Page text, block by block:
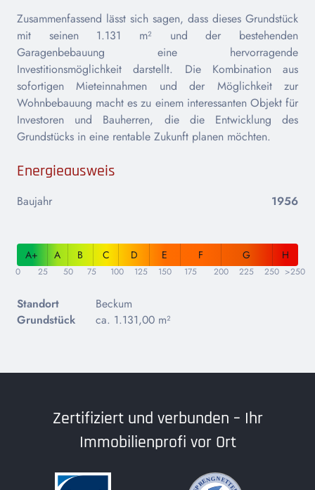
Zusammenfassend lässt sich sagen, dass dieses Grundstück
mit seinen 1.131 m² und der bestehenden
Garagenbebauung eine hervorragende
Investitionsmöglichkeit darstellt. Die Kombination aus
sofortigen Mieteinnahmen und der Möglichkeit zur
Wohnbebauung macht es zu einem interessanten Objekt für
Investoren und Bauherren, die die Entwicklung des
Grundstücks in eine rentable Zukunft planen möchten.
Energieausweis
Baujahr 1956
A+ A B C D E F G H
0 25 50 75 100 125 150 175 200 225 250 >250
Standort
Beckum
Grundstück
ca. 1.131,00 m²
Zertifiziert und verbunden – Ihr
Immobilienprofi vor Ort